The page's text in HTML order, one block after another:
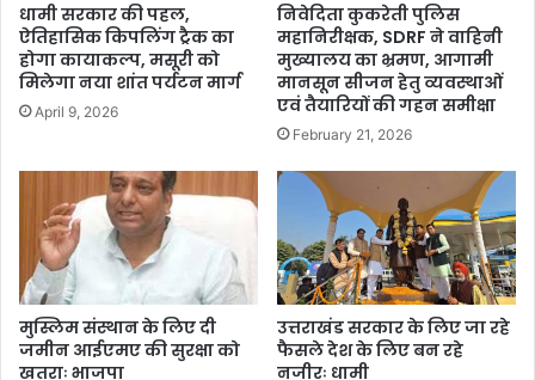
धामी सरकार की पहल,
ऐतिहासिक किपलिंग ट्रैक का
होगा कायाकल्प, मसूरी को
मिलेगा नया शांत पर्यटन मार्ग
April 9, 2026
निवेदिता कुकरेती पुलिस
महानिरीक्षक, SDRF ने वाहिनी
मुख्यालय का भ्रमण, आगामी
मानसून सीजन हेतु व्यवस्थाओं
एवं तैयारियों की गहन समीक्षा
February 21, 2026
मुस्लिम संस्थान के लिए दी
जमीन आईएमए की सुरक्षा को
खतराः भाजपा
उत्तराखंड सरकार के लिए जा रहे
फैसले देश के लिए बन रहे
नजीरः धामी